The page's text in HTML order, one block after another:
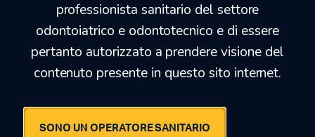
© 2021 · 2026 SAN MARCO SRL
professionista sanitario del settore
odontoiatrico e odontotecnico e di essere
pertanto autorizzato a prendere visione del
contenuto presente in questo sito internet.
SONO UN OPERATORE SANITARIO